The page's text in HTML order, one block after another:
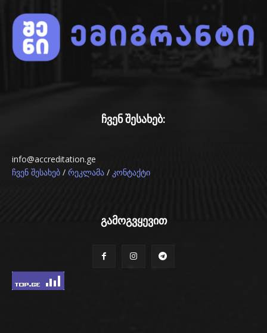
ჩვენ შესახებ:
info@accreditation.ge
ჩვენ შესახებ / რეკლამა / კონტაქტი
გამოგვყევით